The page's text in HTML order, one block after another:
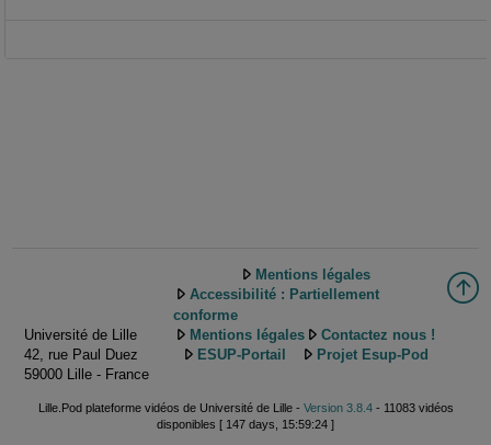
Université de Lille
42, rue Paul Duez
59000 Lille - France
Mentions légales
Accessibilité : Partiellement
conforme
Mentions légales
Contactez nous !
ESUP-Portail
Projet Esup-Pod
Lille.Pod plateforme vidéos de Université de Lille - Version 3.8.4- 11083 vidéos
disponibles [ 147 days, 15:59:24 ]